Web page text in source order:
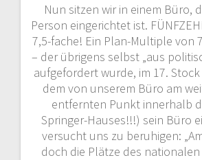
Nun sitzen wir in einem Büro,
Person eingerichtet ist.
7,5-fache! Ein Plan-Multiple von
– der übrigens selbst „aus
aufgefordert wurde, im 17.
dem von unserem Büro am
entfernten Punkt innerhalb
Springer-Hauses!!!) sein Büro
versucht uns zu beruhigen:
doch die Plätze des nationalen